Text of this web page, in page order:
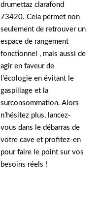
drumettaz clarafond
73420. Cela permet non
seulement de retrouver un
espace de rangement
fonctionnel , mais aussi de
agir en faveur de
l’écologie en évitant le
gaspillage et la
surconsommation. Alors
n’hésitez plus, lancez-
vous dans le débarras de
votre cave et profitez-en
pour faire le point sur vos
besoins réels !